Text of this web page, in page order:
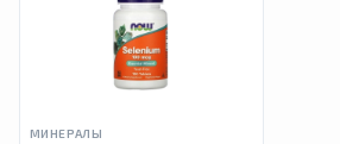
МИНЕРАЛЫ